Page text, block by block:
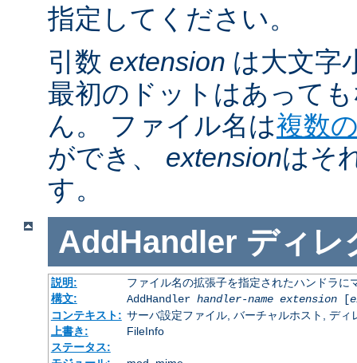
指定してください。
引数 extension は大文字
最初のドットはあって
ん。 ファイル名は複数
ができ、 extensionはそ
す。
AddHandler ディレ
説明:
ファイル名の拡張子を指定されたハンドラに
構文:
AddHandler handler-name extension[
コンテキスト: サーバ設定ファイル, バーチャルホスト, ディ
上書き:
FileInfo
ステータス: